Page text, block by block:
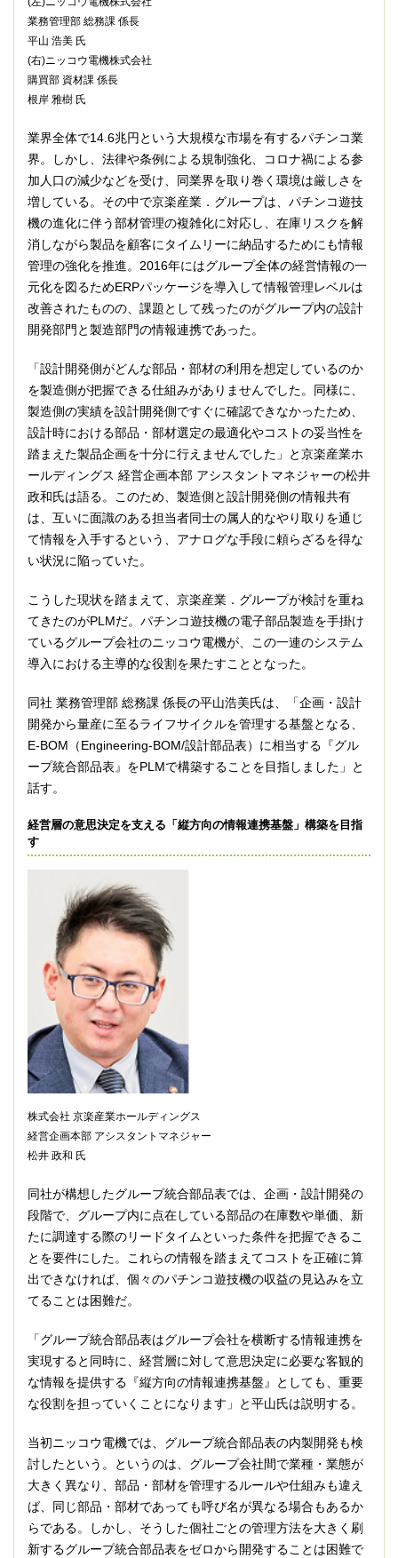
業務管理部 総務課 係長
平山 浩美 氏
(右)ニッコウ電機株式会社
購買部 資材課 係長
根岸 雅樹 氏
業界全体で14.6兆円という大規模な市場を有するパチンコ業
界。しかし、法律や条例による規制強化、コロナ禍による参
加人口の減少などを受け、同業界を取り巻く環境は厳しさを
増している。その中で京楽産業．グループは、パチンコ遊技
機の進化に伴う部材管理の複雑化に対応し、在庫リスクを解
消しながら製品を顧客にタイムリーに納品するためにも情報
管理の強化を推進。2016年にはグループ全体の経営情報の一
元化を図るためERPパッケージを導入して情報管理レベルは
改善されたものの、課題として残ったのがグループ内の設計
開発部門と製造部門の情報連携であった。
「設計開発側がどんな部品・部材の利用を想定しているのか
を製造側が把握できる仕組みがありませんでした。同様に、
製造側の実績を設計開発側ですぐに確認できなかったため、
設計時における部品・部材選定の最適化やコストの妥当性を
踏まえた製品企画を十分に行えませんでした」と京楽産業ホ
ールディングス 経営企画本部 アシスタントマネジャーの松井
政和氏は語る。このため、製造側と設計開発側の情報共有
は、互いに面識のある担当者同士の属人的なやり取りを通じ
て情報を入手するという、アナログな手段に頼らざるを得な
い状況に陥っていた。
こうした現状を踏まえて、京楽産業．グループが検討を重ね
てきたのがPLMだ。パチンコ遊技機の電子部品製造を手掛け
ているグループ会社のニッコウ電機が、この一連のシステム
導入における主導的な役割を果たすこととなった。
同社 業務管理部 総務課 係長の平山浩美氏は、「企画・設計
開発から量産に至るライフサイクルを管理する基盤となる、
E-BOM（Engineering-BOM/設計部品表）に相当する『グル
ープ統合部品表』をPLMで構築することを目指しました」と
話す。
経営層の意思決定を支える「縦方向の情報連携基盤」構築を目指
す
株式会社 京楽産業ホールディングス
経営企画本部 アシスタントマネジャー
松井 政和 氏
同社が構想したグループ統合部品表では、企画・設計開発の
段階で、グループ内に点在している部品の在庫数や単価、新
たに調達する際のリードタイムといった条件を把握できるこ
とを要件にした。これらの情報を踏まえてコストを正確に算
出できなければ、個々のパチンコ遊技機の収益の見込みを立
てることは困難だ。
「グループ統合部品表はグループ会社を横断する情報連携を
実現すると同時に、経営層に対して意思決定に必要な客観的
な情報を提供する『縦方向の情報連携基盤』としても、重要
な役割を担っていくことになります」と平山氏は説明する。
当初ニッコウ電機では、グループ統合部品表の内製開発も検
討したという。というのは、グループ会社間で業種・業態が
大きく異なり、部品・部材を管理するルールや仕組みも違え
ば、同じ部品・部材であっても呼び名が異なる場合もあるか
らである。しかし、そうした個社ごとの管理方法を大きく刷
新するグループ統合部品表をゼロから開発することは困難で